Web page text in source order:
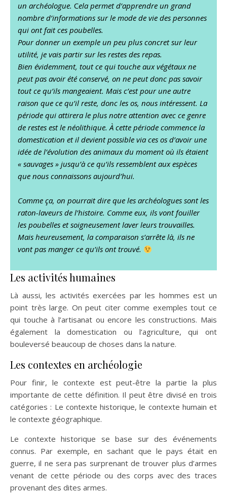
un archéologue. Cela permet d’apprendre un grand
nombre d’informations sur le mode de vie des personnes
qui ont fait ces poubelles.
Pour donner un exemple un peu plus concret sur leur
utilité, je vais partir sur les restes des repas.
Bien évidemment, tout ce qui touche aux végétaux ne
peut pas avoir été conservé, on ne peut donc pas savoir
tout ce qu’ils mangeaient. Mais c’est pour une autre
raison que ce qu’il reste, donc les os, nous intéressent. La
période qui attirera le plus notre attention avec ce genre
de restes est le néolithique. À cette période commence la
domestication et il devient possible via ces os d’avoir une
idée de l’évolution des animaux du moment où ils étaient
« sauvages » jusqu’à ce qu’ils ressemblent aux espèces
que nous connaissons aujourd’hui.
Comme ça, on pourrait dire que les archéologues sont les
raton-laveurs de l’histoire. Comme eux, ils vont fouiller
les poubelles et soigneusement laver leurs trouvailles.
Mais heureusement, la comparaison s’arrête là, ils ne
vont pas manger ce qu’ils ont trouvé.
Les activités humaines
Là aussi, les activités exercées par les hommes est un
point très large. On peut citer comme exemples tout ce
qui touche à l’artisanat ou encore les constructions. Mais
également la domestication ou l’agriculture, qui ont
bouleversé beaucoup de choses dans la nature.
Les contextes en archéologie
Pour finir, le contexte est peut-être la partie la plus
importante de cette définition. Il peut être divisé en trois
catégories : Le contexte historique, le contexte humain et
le contexte géographique.
Le contexte historique se base sur des événements
connus. Par exemple, en sachant que le pays était en
guerre, il ne sera pas surprenant de trouver plus d’armes
venant de cette période ou des corps avec des traces
provenant des dites armes.